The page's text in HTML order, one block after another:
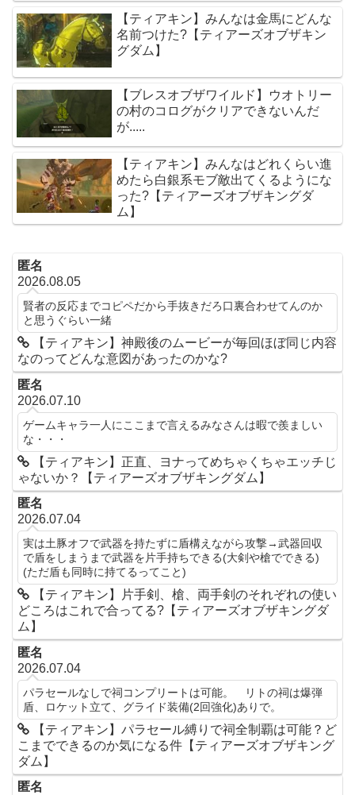
【ティアキン】みんなは金馬にどんな
名前つけた?【ティアーズオブザキン
グダム】
【ブレスオブザワイルド】ウオトリー
の村のコログがクリアできないんだ
が.....
【ティアキン】みんなはどれくらい進
めたら白銀系モブ敵出てくるようにな
った?【ティアーズオブザキングダ
ム】
匿名
2026.08.05
賢者の反応までコピペだから手抜きだろ口裏合わせてんのか
と思うぐらい一緒
【ティアキン】神殿後のムービーが毎回ほぼ同じ内容
なのってどんな意図があったのかな?
匿名
2026.07.10
ゲームキャラ一人にここまで言えるみなさんは暇で羨ましい
な・・・
【ティアキン】正直、ヨナってめちゃくちゃエッチじ
ゃないか？【ティアーズオブザキングダム】
匿名
2026.07.04
実は土豚オフで武器を持たずに盾構えながら攻撃→武器回収
で盾をしまうまで武器を片手持ちできる(大剣や槍でできる)
(ただ盾も同時に持てるってこと)
【ティアキン】片手剣、槍、両手剣のそれぞれの使い
どころはこれで合ってる?【ティアーズオブザキングダ
ム】
匿名
2026.07.04
パラセールなしで祠コンプリートは可能。 リトの祠は爆弾
盾、ロケット立て、グライド装備(2回強化)ありで。
【ティアキン】パラセール縛りで祠全制覇は可能？ど
こまでできるのか気になる件【ティアーズオブザキング
ダム】
匿名